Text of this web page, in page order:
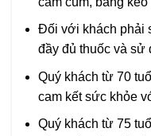
Đối với khách phải
đầy đủ thuốc và sử
Quý khách từ 70
cam kết sức khỏe
Quý khách từ 75